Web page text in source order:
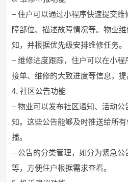
– 住户可以通过小程序快速提交
障部位、描述故障情况等。物业
知，并根据优先级安排维修任务。
– 维修进度跟踪，住户可以在小
接单、维修的大致进度等信息，提
4. 社区公告功能
– 物业可以发布社区通知、活动公
知。这些公告能够及时推送给所
播。
– 公告的分类管理，如分为紧急
等，方便住户根据需求查看。